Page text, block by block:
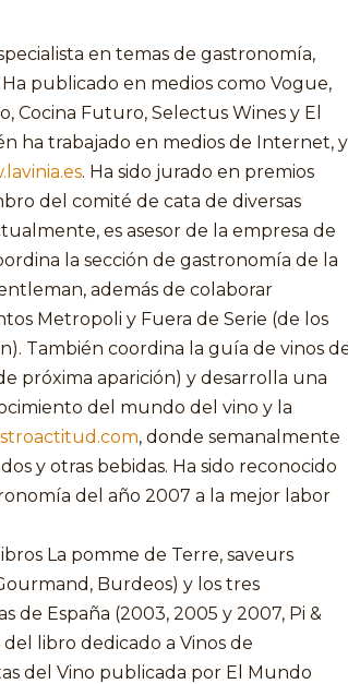
en temas de gastronomía,
publicado en medios como Vogue,
Cocina Futuro, Selectus Wines y El
ha trabajado en medios de Internet, y
. Ha sido jurado en premios
del comité de cata de diversas
es asesor de la empresa de
la sección de gastronomía de la
además de colaborar
Metropoli y Fuera de Serie (de los
También coordina la guía de vinos
próxima aparición) y desarrolla una
del mundo del vino y la
, donde semanalmente
y otras bebidas. Ha sido reconocido
del año 2007 a la mejor labor
La pomme de Terre, saveurs
Burdeos) y los tres
de España (2003, 2005 y 2007, Pi &
libro dedicado a Vinos de
del Vino publicada por El Mundo